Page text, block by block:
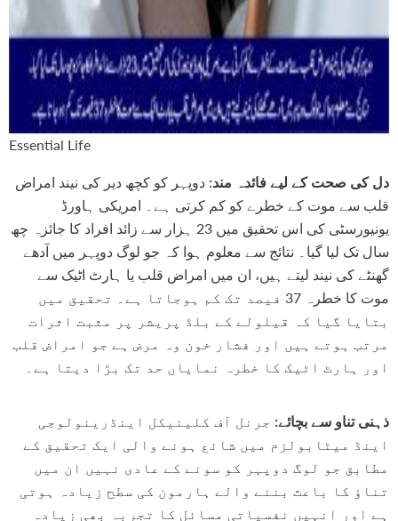
Essential Life
دل کی صحت کے لیے فائدہ مند: دوپہر کو کچھ دیر کی نیند امراض
قلب سے موت کے خطرے کو کم کرتی ہے۔ امریکی ہاورڈ
یونیورسٹی کی اس تحقیق میں 23 ہزار سے زائد افراد کا جائزہ چھ
سال تک لیا گیا۔ نتائج سے معلوم ہوا کہ جو لوگ دوپہر میں آدھے
گھنٹے کی نیند لیتے ہیں، ان میں امراض قلب یا ہارٹ اٹیک سے
موت کا خطرہ 37 فیصد تک کم ہوجاتا ہے۔ تحقیق میں
بتایا گیا کہ قیلولے کے بلڈ پریشر پر مثبت اثرات
مرتب ہوتے ہیں اور فشار خون وہ مرض ہے جو امراض قلب
اور ہارٹ اٹیک کا خطرہ نمایاں حد تک بڑا دیتا ہے۔
ذہنی تناو سے بچائے: جرنل آف کلینیکل اینڈرینولوجی
اینڈ میٹابولزم میں شائع ہونے والی ایک تحقیق کے
مطابق جو لوگ دوپہر کو سونے کے عادی نہیں ان میں
تناؤ کا باعث بننے والے ہارمون کی سطح زیادہ ہوتی
ہے اور انہیں نفسیاتی مسائل کا تجربہ بھی زیادہ